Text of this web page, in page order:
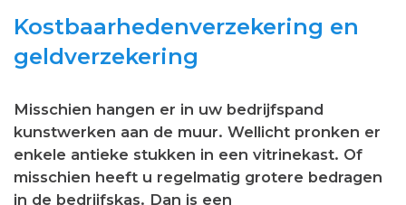
Kostbaarhedenverzekering en
geldverzekering
Misschien hangen er in uw bedrijfspand
kunstwerken aan de muur. Wellicht pronken er
enkele antieke stukken in een vitrinekast. Of
misschien heeft u regelmatig grotere bedragen
in de bedrijfskas. Dan is een